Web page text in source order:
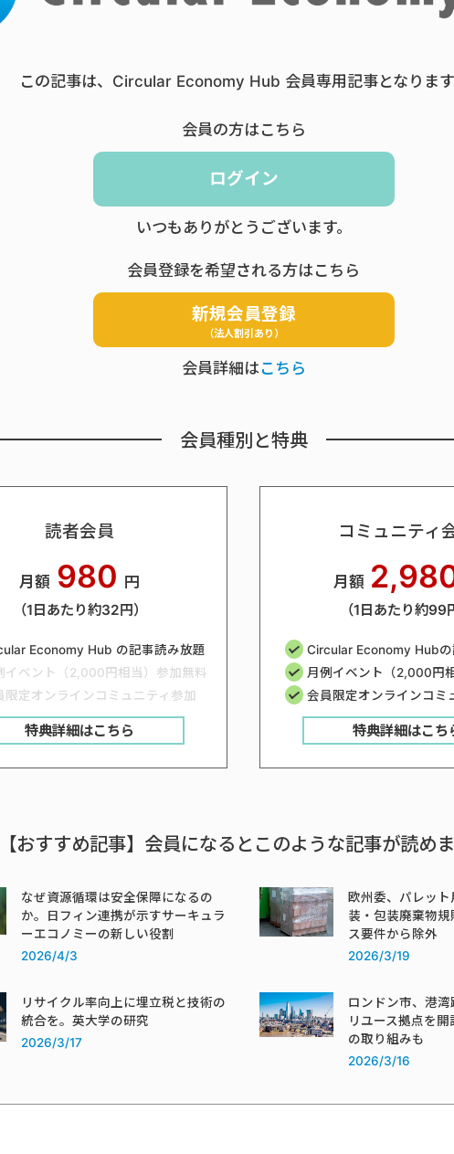
この記事は、Circular Economy Hub 会員専用記事となります
会員の方はこちら
ログイン
いつもありがとうございます。
会員登録を希望される方はこちら
新規会員登録
（法人割引あり）
会員詳細はこちら
会員種別と特典
読者会員
月額 980 円
（1日あたり約32円）
Economy Hub の記事読み放題
イベント（2,000円相当）参加無料
限定オンラインコミュニティ参加
特典詳細はこちら
コミュニティ
月額
（1日あたり約99
Circular Economy Hub
月例イベント（2,000円
会員限定オンラインコミ
特典詳細はこち
【おすすめ記事】会員になるとこのような記事が読めま
なぜ資源循環は安全保障になるの
か。日フィン連携が示すサーキュラ
ーエコノミーの新しい役割
2026/4/3
欧州委、パレッ
装・包装廃棄物規
ス要件から除外
2026/3/19
リサイクル率向上に埋立税と技術の
統合を。英大学の研究
2026/3/17
ロンドン市、港
リユース拠点を
の取り組みも
2026/3/16